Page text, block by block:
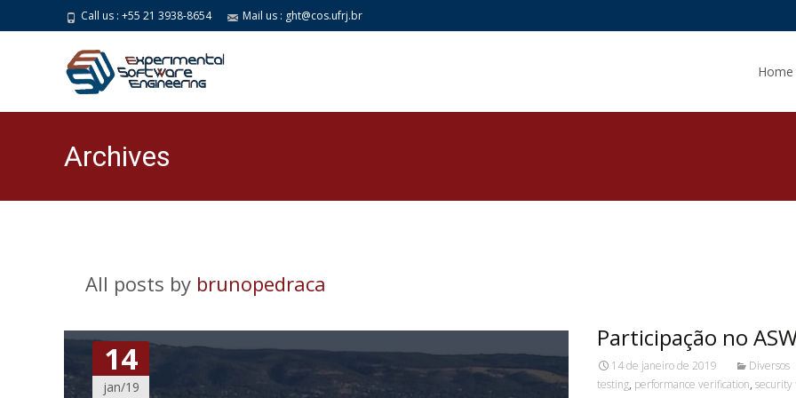
Call us : +55 21 3938-8654 Mail us : ght@cos.ufrj.br
Home
Archives
All posts by brunopedraca
14
jan/19
Participação no
14 de janeiro de 2019
Diversos
testing, performance verification, security